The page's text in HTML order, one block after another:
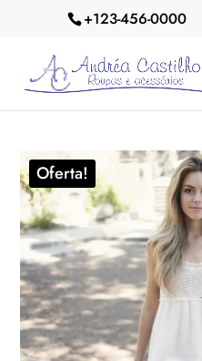
+123-456-0000
Oferta!